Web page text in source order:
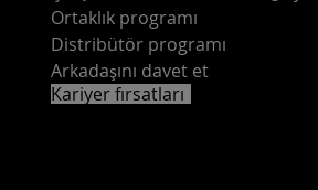
Ortaklık programı
Distribütör programı
Arkadaşını davet et
Kariyer fırsatları